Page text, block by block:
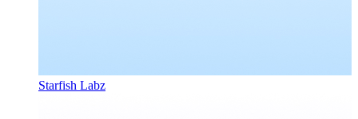
Starfish Labz